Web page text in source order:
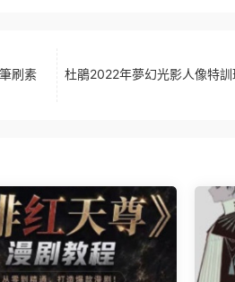
刷素
杜鵑2022年夢幻光影人像特